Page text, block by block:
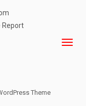
Report
Theme